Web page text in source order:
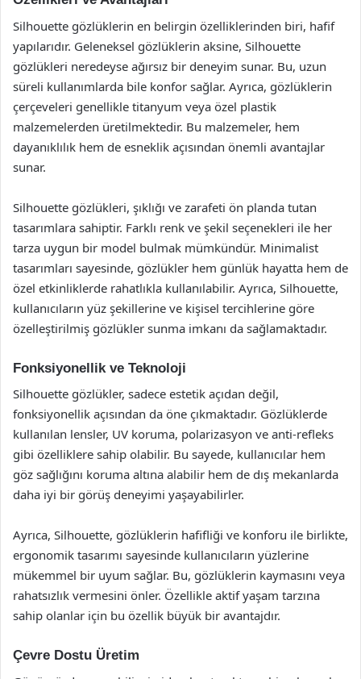
Silhouette gözlüklerin en belirgin özelliklerinden biri, hafif
yapılarıdır. Geleneksel gözlüklerin aksine, Silhouette
gözlükleri neredeyse ağırsız bir deneyim sunar. Bu, uzun
süreli kullanımlarda bile konfor sağlar. Ayrıca, gözlüklerin
çerçeveleri genellikle titanyum veya özel plastik
malzemelerden üretilmektedir. Bu malzemeler, hem
dayanıklılık hem de esneklik açısından önemli avantajlar
sunar.
Silhouette gözlükleri, şıklığı ve zarafeti ön planda tutan
tasarımlara sahiptir. Farklı renk ve şekil seçenekleri ile her
tarza uygun bir model bulmak mümkündür. Minimalist
tasarımları sayesinde, gözlükler hem günlük hayatta hem de
özel etkinliklerde rahatlıkla kullanılabilir. Ayrıca, Silhouette,
kullanıcıların yüz şekillerine ve kişisel tercihlerine göre
özelleştirilmiş gözlükler sunma imkanı da sağlamaktadır.
Fonksiyonellik ve Teknoloji
Silhouette gözlükler, sadece estetik açıdan değil,
fonksiyonellik açısından da öne çıkmaktadır. Gözlüklerde
kullanılan lensler, UV koruma, polarizasyon ve anti-refleks
gibi özelliklere sahip olabilir. Bu sayede, kullanıcılar hem
göz sağlığını koruma altına alabilir hem de dış mekanlarda
daha iyi bir görüş deneyimi yaşayabilirler.
Ayrıca, Silhouette, gözlüklerin hafifliği ve konforu ile birlikte,
ergonomik tasarımı sayesinde kullanıcıların yüzlerine
mükemmel bir uyum sağlar. Bu, gözlüklerin kaymasını veya
rahatsızlık vermesini önler. Özellikle aktif yaşam tarzına
sahip olanlar için bu özellik büyük bir avantajdır.
Çevre Dostu Üretim